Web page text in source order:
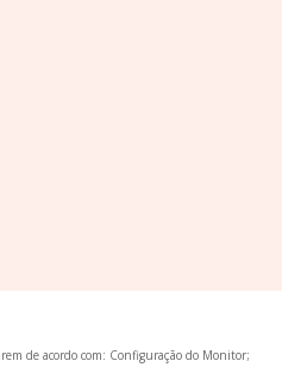
de acordo com: Configuração do Monitor;